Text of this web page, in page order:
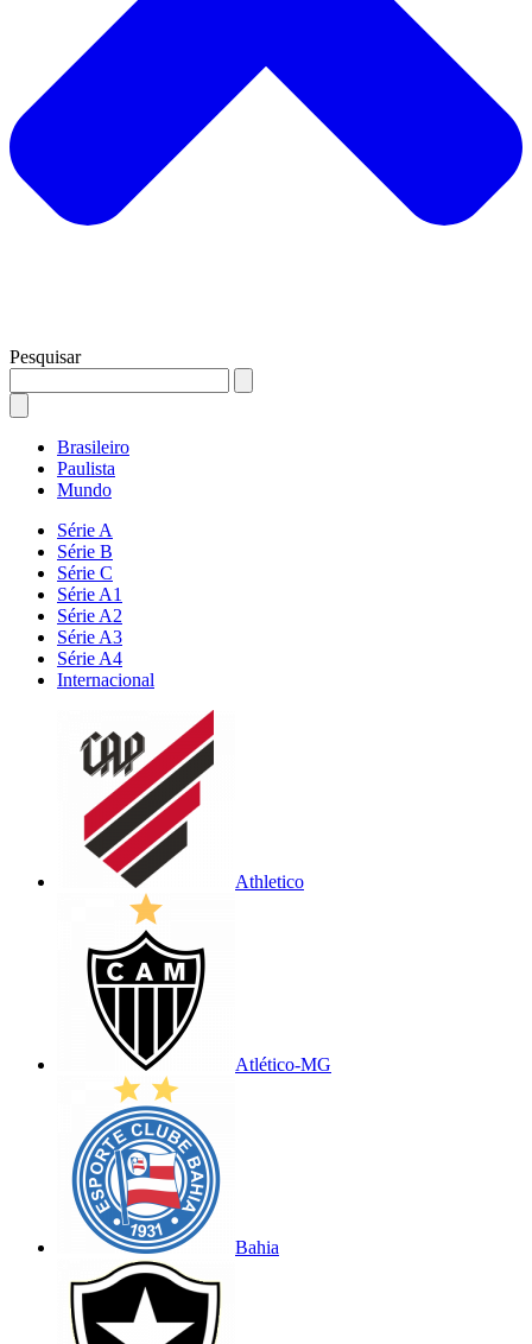
Pesquisar
Brasileiro
Paulista
Mundo
Série A
Série B
Série C
Série A1
Série A2
Série A3
Série A4
Internacional
Athletico
Atlético-MG
Bahia